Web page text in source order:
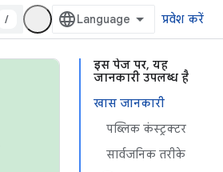
/ प्रवेश करें
इस पेज पर, यह
जानकारी उपलब्ध है
खास जानकारी
पब्लिक कंस्ट्रक्टर
सार्वजनिक तरीके